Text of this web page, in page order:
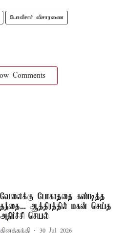
போலீசார் விசாரணை
Comments
வேலைக்கு போகாததை கண்டித்த
தந்தை... ஆத்திரத்தில் மகன் செய்த
அதிர்ச்சி செயல்
தினத்தந்தி 30 Jul 2026